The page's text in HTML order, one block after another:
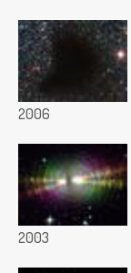
2006
2003